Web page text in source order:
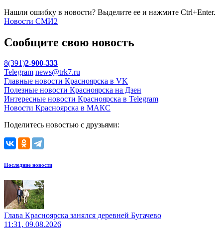
Нашли ошибку в новости? Выделите ее и нажмите Ctrl+Enter.
Новости СМИ2
Сообщите свою новость
8(391)2-900-333
Telegram news@trk7.ru
Главные новости Красноярска в VK
Полезные новости Красноярска на Дзен
Интересные новости Красноярска в Telegram
Новости Красноярска в МАКС
Поделитесь новостью с друзьями:
Последние новости
Глава Красноярска занялся деревней Бугачево
11:31, 09.08.2026